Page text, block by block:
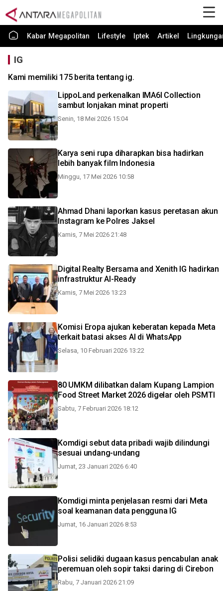
Kabar Megapolitan Lifestyle Iptek Artikel
IG
Kami memiliki 175 berita tentang ig.
LippoLand perkenalkan IMA6I Collection
sambut lonjakan minat properti
Senin, 18 Mei 2026 15:04
Karya seni rupa diharapkan bisa hadirkan
lebih banyak film Indonesia
Minggu, 17 Mei 2026 10:58
Ahmad Dhani laporkan kasus peretasan akun
Instagram ke Polres Jaksel
Kamis, 7 Mei 2026 21:48
Digital Realty Bersama and Xenith IG hadirkan
infrastruktur AI-Ready
Kamis, 7 Mei 2026 13:23
Komisi Eropa ajukan keberatan kepada Meta
terkait batasi akses AI di WhatsApp
Selasa, 10 Februari 2026 13:22
80 UMKM dilibatkan dalam Kupang Lampion
Food Street Market 2026 digelar oleh PSMTI
Sabtu, 7 Februari 2026 18:12
Komdigi sebut data pribadi wajib dilindungi
sesuai undang-undang
Jumat, 23 Januari 2026 6:40
Komdigi minta penjelasan resmi dari Meta
soal keamanan data pengguna IG
Jumat, 16 Januari 2026 8:53
Polisi selidiki dugaan kasus pencabulan anak
peremuan oleh sopir taksi daring di Cirebon
Rabu, 7 Januari 2026 21:09